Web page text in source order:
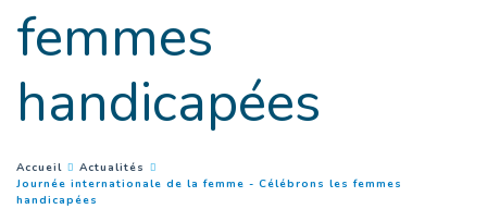
femmes
handicapées
You are here :
Accueil
Actualités
Journée internationale de la femme - Célébrons les femmes
handicapées